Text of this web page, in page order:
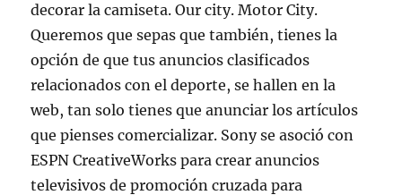
decorar la camiseta. Our city. Motor City.
Queremos que sepas que también, tienes la
opción de que tus anuncios clasificados
relacionados con el deporte, se hallen en la
web, tan solo tienes que anunciar los artículos
que pienses comercializar. Sony se asoció con
ESPN CreativeWorks para crear anuncios
televisivos de promoción cruzada para